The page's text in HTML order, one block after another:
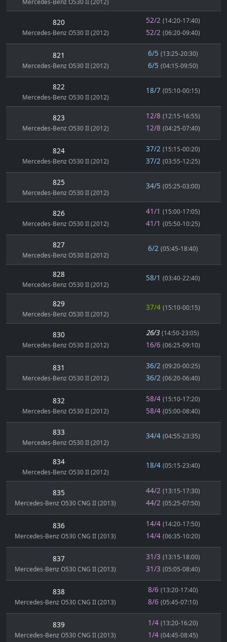
820
Mercedes-Benz O530 II (2012)
52/2 (14:20-17:40)
52/2 (06:20-09:40)
821
Mercedes-Benz O530 II (2012)
6/5 (13:25-20:30)
6/5 (04:15-09:50)
822
Mercedes-Benz O530 II (2012)
18/7 (05:10-00:15)
823
Mercedes-Benz O530 II (2012)
12/8 (12:15-16:55)
12/8 (04:25-07:40)
824
Mercedes-Benz O530 II (2012)
37/2 (15:15-00:20)
37/2 (03:55-12:25)
825
Mercedes-Benz O530 II (2012)
34/5 (05:25-03:00)
826
Mercedes-Benz O530 II (2012)
41/1 (15:00-17:05)
41/1 (05:50-10:25)
827
Mercedes-Benz O530 II (2012)
6/2 (05:45-18:40)
828
Mercedes-Benz O530 II (2012)
58/1 (03:40-22:40)
829
Mercedes-Benz O530 II (2012)
37/4 (15:10-00:15)
830
Mercedes-Benz O530 II (2012)
26/3 (14:50-23:05)
16/6 (06:25-09:10)
831
Mercedes-Benz O530 II (2012)
36/2 (09:20-00:25)
36/2 (06:20-06:40)
832
Mercedes-Benz O530 II (2012)
58/4 (15:10-17:20)
58/4 (05:00-08:40)
833
Mercedes-Benz O530 II (2012)
34/4 (04:55-23:35)
834
Mercedes-Benz O530 II (2012)
18/4 (05:15-23:40)
835
Mercedes-Benz O530 CNG II (2013)
44/2 (13:15-17:30)
44/2 (05:25-07:50)
836
Mercedes-Benz O530 CNG II (2013)
14/4 (14:20-17:50)
14/4 (06:35-10:20)
837
Mercedes-Benz O530 CNG II (2013)
31/3 (13:15-18:00)
31/3 (05:05-08:40)
838
Mercedes-Benz O530 CNG II (2013)
8/6 (13:20-17:40)
8/6 (05:45-07:10)
839
Mercedes-Benz O530 CNG II (2013)
1/4 (13:20-16:20)
1/4 (04:45-08:45)